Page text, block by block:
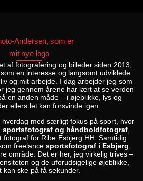
af fotografering og billeder siden 2013,
en interesse og langsomt udviklede
og mit arbejde. I dag arbejder jeg som
jeg gennem årene har lært at se verden
en anden måde – i øjeblikke, lys og
ellers let kan forsvinde igen.
med særligt fokus på sport, hvor
sportsfotograf og håndboldfotograf
fotograf for Ribe Esbjerg HH. Samtidig
freelance sportsfotograf i Esbjerg
område. Det er her, jeg virkelig trives –
og de uforudsigelige øjeblikke,
kan ske på få sekunder.